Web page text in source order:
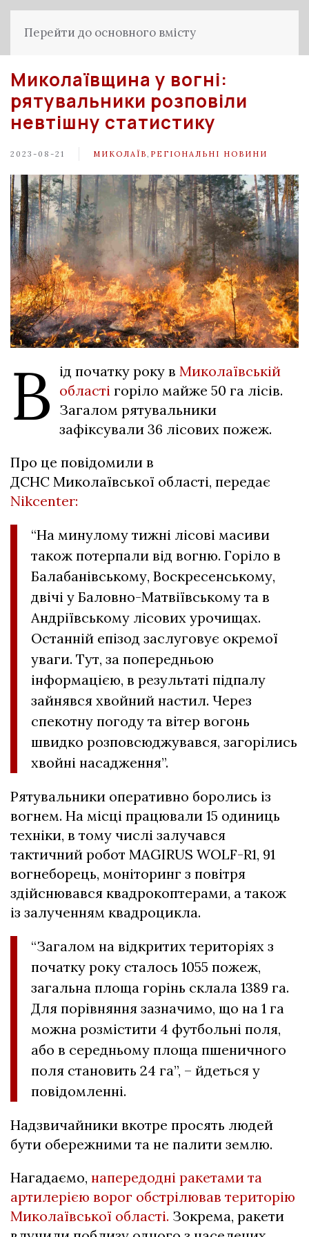
Перейти до основного вмісту
Миколаївщина у вогні:
рятувальники розповіли
невтішну статистику
2023-08-21 МИКОЛАЇВ РЕГІОНАЛЬНІ НОВИНИ
В ід початку року в Миколаївській
області горіло майже 50 га лісів.
Загалом рятувальники
зафіксували 36 лісових пожеж.
Про це повідомили в
ДСНС Миколаївської області, передає
Nikcenter:
“На минулому тижні лісові масиви
також потерпали від вогню. Горіло в
Балабанівському, Воскресенському,
двічі у Баловно-Матвіївському та в
Андріївському лісових урочищах.
Останній епізод заслуговує окремої
уваги. Тут, за попередньою
інформацією, в результаті підпалу
зайнявся хвойний настил. Через
спекотну погоду та вітер вогонь
швидко розповсюджувався, загорілись
хвойні насадження”.
Рятувальники оперативно боролись із
вогнем. На місці працювали 15 одиниць
техніки, в тому числі залучався
тактичний робот MAGIRUS WOLF-R1, 91
вогнеборець, моніторинг з повітря
здійснювався квадрокоптерами, а також
із залученням квадроцикла.
“Загалом на відкритих територіях з
початку року сталось 1055 пожеж,
загальна площа горінь склала 1389 га.
Для порівняння зазначимо, що на 1 га
можна розмістити 4 футбольні поля,
або в середньому площа пшеничного
поля становить 24 га”, – йдеться у
повідомленні.
Надзвичайники вкотре просять людей
бути обережними та не палити землю.
Нагадаємо, напередодні ракетами та
артилерією ворог обстрілював територію
Миколаївської області. Зокрема, ракети